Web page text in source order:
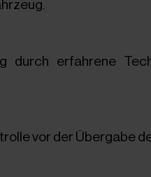
durch erfahrene
vor der Übergabe